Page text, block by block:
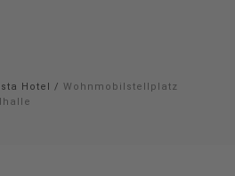
Hotel / Wohnmobilstellplatz